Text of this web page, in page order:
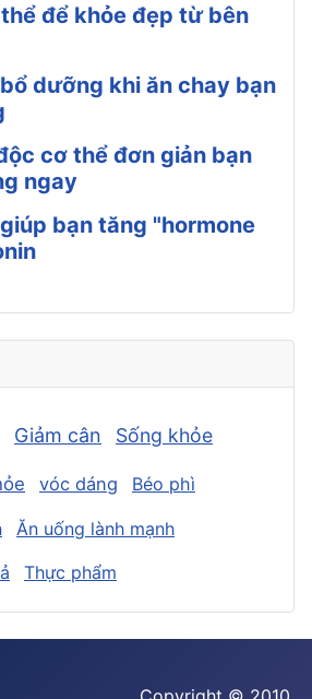
để khỏe đẹp từ bên
dưỡng khi ăn chay bạn
cơ thể đơn giản bạn
ngay
bạn tăng "hormone
Giảm cân Sống khỏe
vóc dáng Béo phì
Ăn uống lành mạnh
Thực phẩm